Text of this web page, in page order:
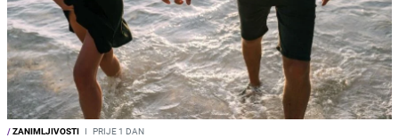
/ZANIMLJIVOSTI I PRIJE 1 DAN